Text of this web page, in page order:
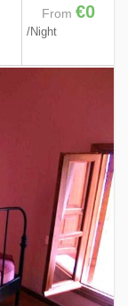
From €0
/Night